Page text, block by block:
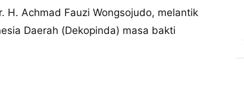
H. Achmad Fauzi Wongsojudo, melantik
Daerah (Dekopinda) masa bakti